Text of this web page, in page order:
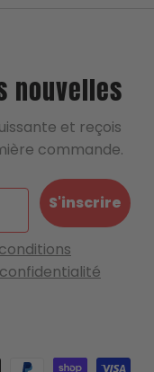
nouvelles
et reçois
commande.
S'inscrire
conditions